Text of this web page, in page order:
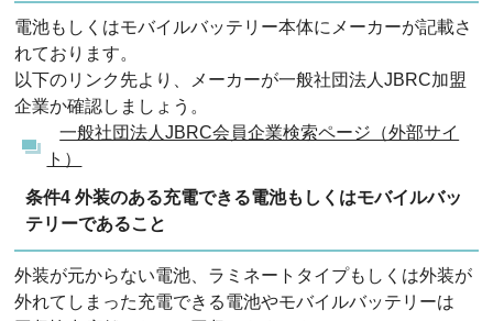
電池もしくはモバイルバッテリー本体にメーカーが記載さ
れております。
以下のリンク先より、メーカーが一般社団法人JBRC加盟
企業か確認しましょう。
一般社団法人JBRC会員企業検索ページ（外部サイ
ト）
条件4 外装のある充電できる電池もしくはモバイルバッ
テリーであること
外装が元からない電池、ラミネートタイプもしくは外装が
外れてしまった充電できる電池やモバイルバッテリーは